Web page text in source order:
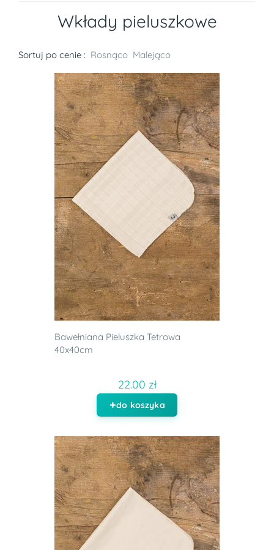
Wkłady pieluszkowe
Sortuj po cenie : Rosnąco Malejąco
Bawełniana Pieluszka Tetrowa
40x40cm
22.00 zł
do koszyka